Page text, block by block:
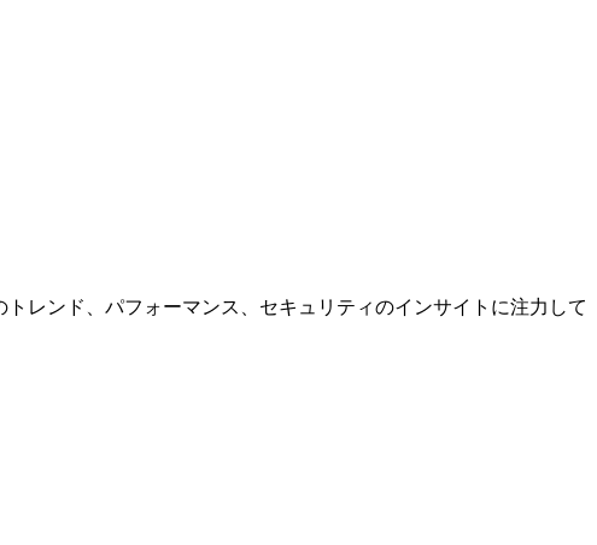
レンド、パフォーマンス、セキュリティのインサイトに注力して